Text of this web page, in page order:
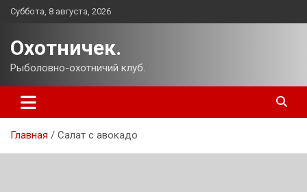
Перейти
Суббота, 8 августа, 2026
Охотничек.
Рыболовно-охотничий клуб.
Главная Салат с авокадо